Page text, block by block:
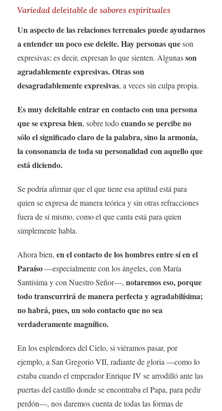
Variedad deleitable de sabores espirituales
Un aspecto de las relaciones terrenales puede ayudarnos
a entender un poco ese deleite. Hay personas queson
expresivas; es decir, expresan lo que sienten. Algunasson
agradablemente expresivas. Otras son
desagradablemente expresivas, a veces sin culpa propia.
Es muy deleitable entrar en contacto con una persona
que se expresa bien, sobre todocuando se percibe no
sólo el significado claro de la palabra, sino la armonía,
la consonancia de toda su personalidad con aquello que
está diciendo.
Se podría afirmar que el que tiene esa aptitud está para
quien se expresa de manera teórica y sin otras refracciones
fuera de sí mismo, como el que canta está para quien
simplemente habla.
Ahora bien, en el contacto de los hombres entre sí en el
Paraíso—especialmente con los ángeles, con María
Santísima y con Nuestro Señor—, notaremos eso, porque
todo transcurrirá de manera perfecta y agradabilísima;
no habrá, pues, un solo contacto que no sea
verdaderamente magnífico.
En los esplendores del Cielo, si viéramos pasar, por
ejemplo, a San Gregorio VII, radiante de gloria —como lo
estaba cuando el emperador Enrique IV se arrodilló ante las
puertas del castillo donde se encontraba el Papa, para pedir
perdón—, nos daremos cuenta de todas las formas de